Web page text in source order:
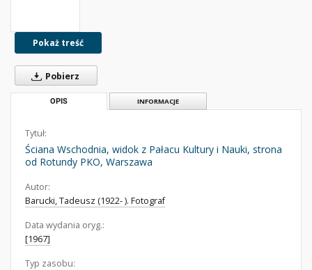
Pokaż treść
Pobierz
OPIS INFORMACJE
Tytuł:
Ściana Wschodnia, widok z Pałacu Kultury i Nauki, strona
od Rotundy PKO, Warszawa
Autor:
Barucki, Tadeusz (1922- ). Fotograf
Data wydania oryg.:
[1967]
Typ zasobu: